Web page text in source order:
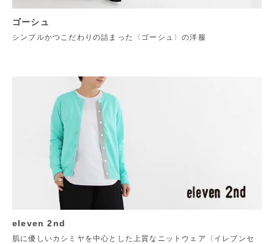
ゴーシュ
シンプルかつこだわりの詰まった〈ゴーシュ〉の洋服
eleven 2nd
肌に優しいカシミヤを中心とした上質なニットウェア〈イレブンセ